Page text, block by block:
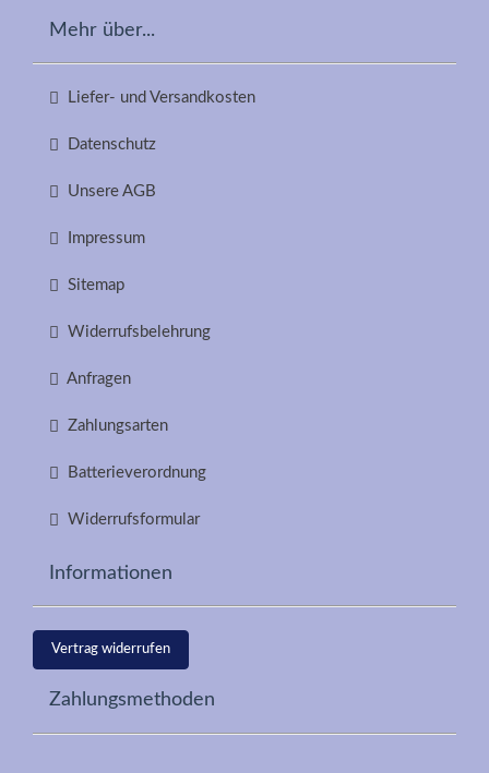
Mehr über...
Liefer- und Versandkosten
Datenschutz
Unsere AGB
Impressum
Sitemap
Widerrufsbelehrung
Anfragen
Zahlungsarten
Batterieverordnung
Widerrufsformular
Informationen
Vertrag widerrufen
Zahlungsmethoden